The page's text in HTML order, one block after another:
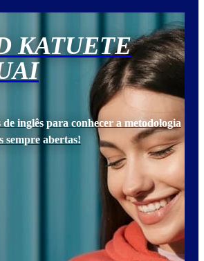
KATUETE
inglês para conhecer a metodologia
sempre abertas!